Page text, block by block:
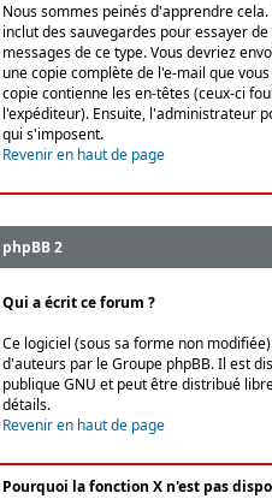
Nous sommes peinés d'apprendre
inclut des sauvegardes pour essayer
messages de ce type. Vous devriez
une copie complète de l'e-mail que
copie contienne les en-têtes (ceux-ci
l'expéditeur). Ensuite, l'administrateur
qui s'imposent.
Revenir en haut de page
phpBB 2
Qui a écrit ce forum ?
Ce logiciel (sous sa forme non
d'auteurs par leGroupe phpBB. Il est
publique GNU et peut être distribué
détails.
Revenir en haut de page
Pourquoi la fonction X n'est pas